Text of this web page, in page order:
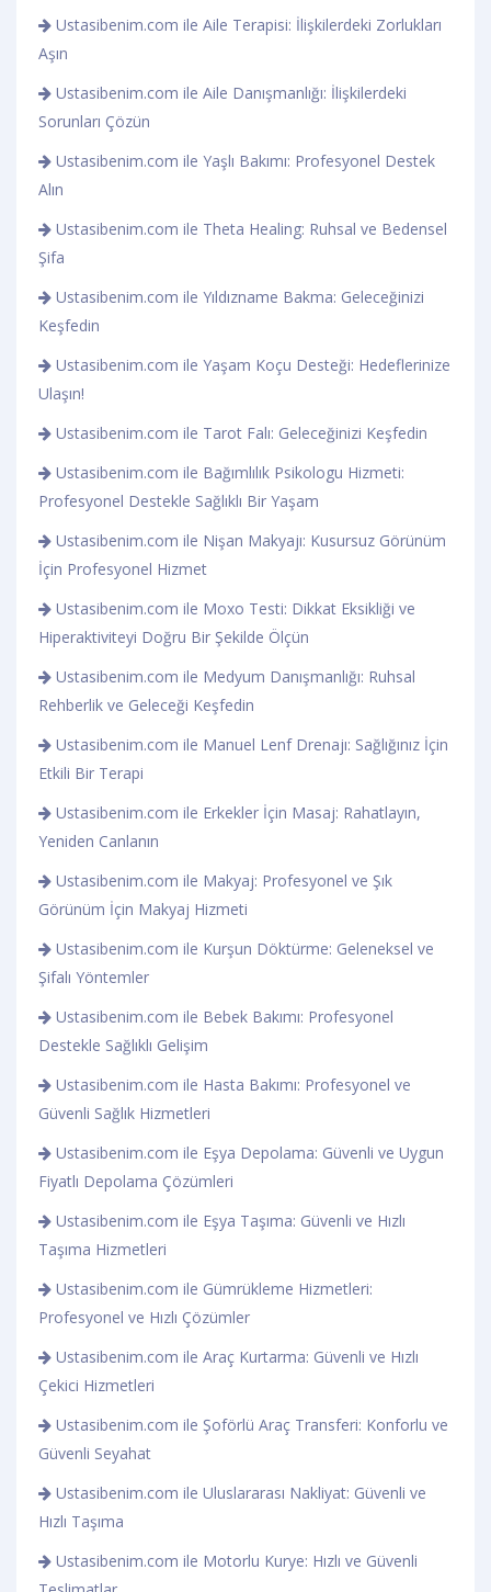
Ustasibenim.com ile Aile Terapisi: İlişkilerdeki Zorlukları
Aşın
Ustasibenim.com ile Aile Danışmanlığı: İlişkilerdeki
Sorunları Çözün
Ustasibenim.com ile Yaşlı Bakımı: Profesyonel Destek
Alın
Ustasibenim.com ile Theta Healing: Ruhsal ve Bedensel
Şifa
Ustasibenim.com ile Yıldızname Bakma: Geleceğinizi
Keşfedin
Ustasibenim.com ile Yaşam Koçu Desteği: Hedeflerinize
Ulaşın!
Ustasibenim.com ile Tarot Falı: Geleceğinizi Keşfedin
Ustasibenim.com ile Bağımlılık Psikologu Hizmeti:
Profesyonel Destekle Sağlıklı Bir Yaşam
Ustasibenim.com ile Nişan Makyajı: Kusursuz Görünüm
İçin Profesyonel Hizmet
Ustasibenim.com ile Moxo Testi: Dikkat Eksikliği ve
Hiperaktiviteyi Doğru Bir Şekilde Ölçün
Ustasibenim.com ile Medyum Danışmanlığı: Ruhsal
Rehberlik ve Geleceği Keşfedin
Ustasibenim.com ile Manuel Lenf Drenajı: Sağlığınız İçin
Etkili Bir Terapi
Ustasibenim.com ile Erkekler İçin Masaj: Rahatlayın,
Yeniden Canlanın
Ustasibenim.com ile Makyaj: Profesyonel ve Şık
Görünüm İçin Makyaj Hizmeti
Ustasibenim.com ile Kurşun Döktürme: Geleneksel ve
Şifalı Yöntemler
Ustasibenim.com ile Bebek Bakımı: Profesyonel
Destekle Sağlıklı Gelişim
Ustasibenim.com ile Hasta Bakımı: Profesyonel ve
Güvenli Sağlık Hizmetleri
Ustasibenim.com ile Eşya Depolama: Güvenli ve Uygun
Fiyatlı Depolama Çözümleri
Ustasibenim.com ile Eşya Taşıma: Güvenli ve Hızlı
Taşıma Hizmetleri
Ustasibenim.com ile Gümrükleme Hizmetleri:
Profesyonel ve Hızlı Çözümler
Ustasibenim.com ile Araç Kurtarma: Güvenli ve Hızlı
Çekici Hizmetleri
Ustasibenim.com ile Şoförlü Araç Transferi: Konforlu ve
Güvenli Seyahat
Ustasibenim.com ile Uluslararası Nakliyat: Güvenli ve
Hızlı Taşıma
Ustasibenim.com ile Motorlu Kurye: Hızlı ve Güvenli